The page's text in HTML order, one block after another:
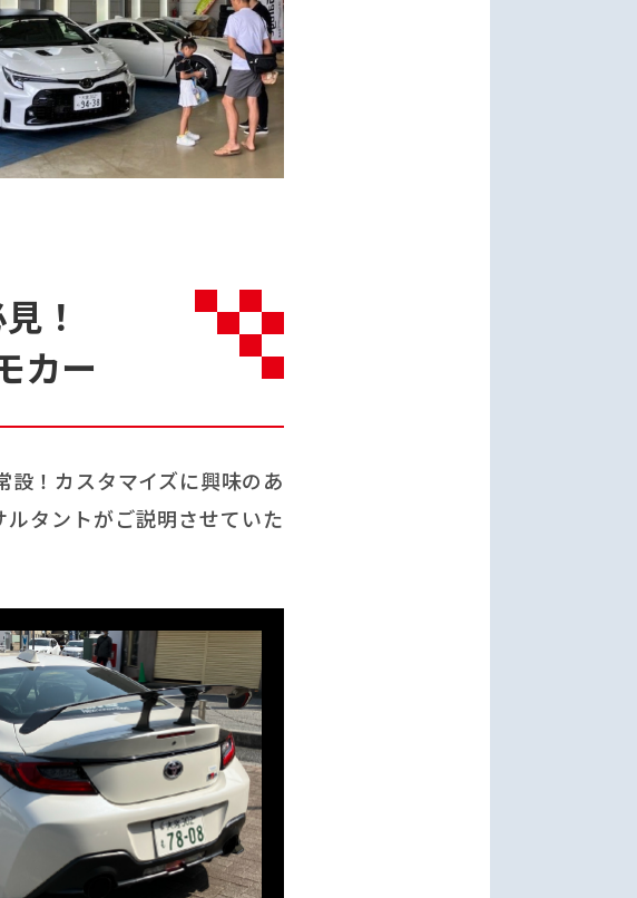
！
カー
設！カスタマイズに興味のあ
タントがご説明させていた